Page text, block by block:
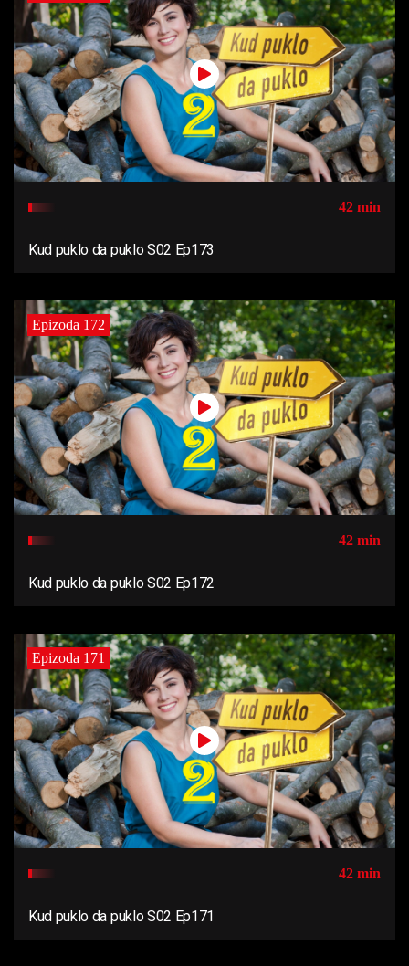
42 min
Kud puklo da puklo S02 Ep173
Epizoda 172
42 min
Kud puklo da puklo S02 Ep172
Epizoda 171
42 min
Kud puklo da puklo S02 Ep171